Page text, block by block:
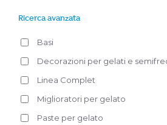
Ricerca avanzata
Basi
Decorazioni per gelati e
Linea Complet
Miglioratori per gelato
Paste per gelato